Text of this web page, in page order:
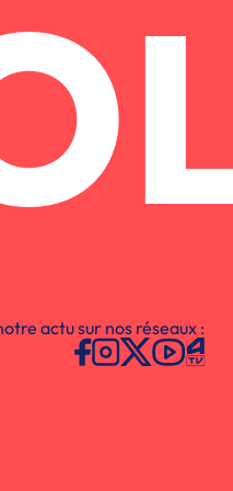
actu sur nos réseaux :